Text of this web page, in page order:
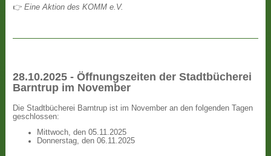
👉Eine Aktion des KOMM e.V.
28.10.2025 - Öffnungszeiten der Stadtbücherei
Barntrup im November
Die Stadtbücherei Barntrup ist im November an den folgenden Tagen
geschlossen:
Mittwoch, den 05.11.2025
Donnerstag, den 06.11.2025